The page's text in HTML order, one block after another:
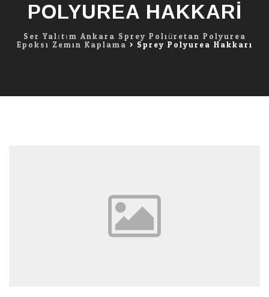
POLYUREA HAKKARI
Ser Yalıtım Ankara Sprey Poliüretan Polyurea
Epoksi Zemin Kaplama> Sprey Polyurea Hakkari